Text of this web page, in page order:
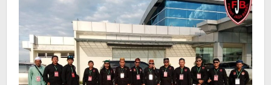
Maki
Dan
Anarkis